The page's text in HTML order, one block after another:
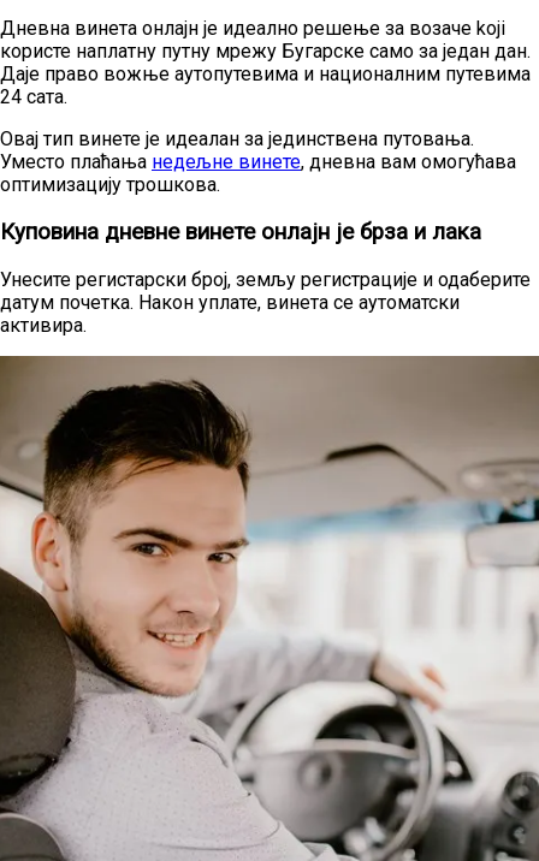
Дневна винета онлајн је идеално решење за возаче koji
користе наплатну путну мрежу Бугарске само за један дан.
Даје право вожње аутопутевима и националним путевима
24 сата.
Овај тип винете је идеалан за јединствена путовања.
Уместо плаћања недељне винете, дневна вам омогућава
оптимизацију трошкова.
Куповина дневне винете онлајн је брза и лака
Унесите регистарски број, земљу регистрације и одаберите
датум почетка. Након уплате, винета се аутоматски
активира.